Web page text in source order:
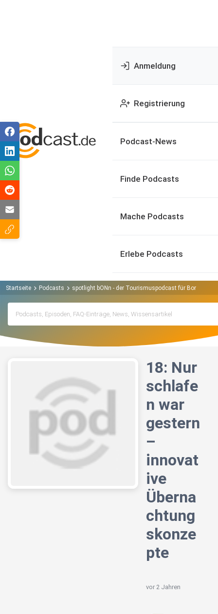
Anmeldung
Registrierung
Podcast-News
Finde Podcasts
Mache Podcasts
Erlebe Podcasts
Startseite Podcasts spotlight bONn - der Tourismuspodcast für Bonn und
18: Nur
schlafe
n war
gestern
–
innovat
ive
Überna
chtung
skonze
pte
vor 2 Jahren